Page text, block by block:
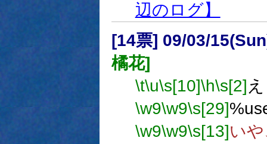
辺のログ】
[14票] 09/03/
橘花]
\t\u\s[10]\h\s[2]
\w9\w9\s[29]
\w9\w9\s[13]い